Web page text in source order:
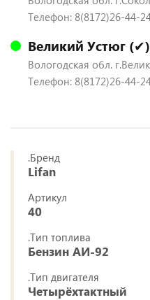
Телефон: 8(8172)26-44-
Великий Устюг (✔)
Вологодская обл.
Телефон: 8(8172)26-44-
.Бренд
Lifan
Артикул
40
.Тип топлива
Бензин АИ-92
.Тип двигателя
Четырёхтактный